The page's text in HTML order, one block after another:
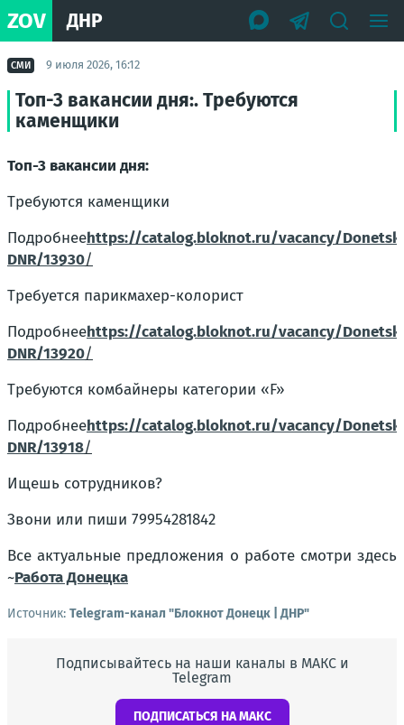
ZOV ДНР
СМИ 9 июля 2026, 16:12
Топ-3 вакансии дня:. Требуются
каменщики
Топ-3 вакансии дня:
Требуются каменщики
Подробнееhttps://catalog.bloknot.ru/vacancy/
DNR/13930/
Требуется парикмахер-колорист
Подробнееhttps://catalog.bloknot.ru/vacancy/
DNR/13920/
Требуются комбайнеры категории «F»
Подробнееhttps://catalog.bloknot.ru/vacancy/
DNR/13918/
Ищешь сотрудников?
Звони или пиши 79954281842
Все актуальные предложения о работе смотри здесь
~Работа Донецка
Источник: Telegram-канал "Блокнот Донецк | ДНР"
Подписывайтесь на наши каналы в МАКС и
Telegram
ПОДПИСАТЬСЯ НА МАКС